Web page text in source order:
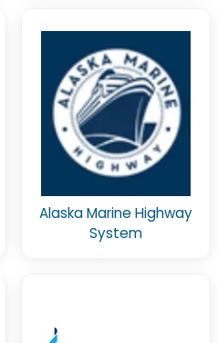
Alaska Marine Highway
System